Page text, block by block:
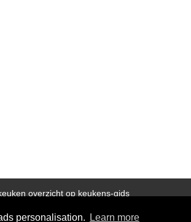
personalisation. Learn more
overzicht op keukens-gids